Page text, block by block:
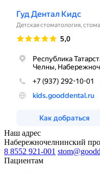
Наш адрес
Набережночелнинский
8 8552 921-001
Пациентам